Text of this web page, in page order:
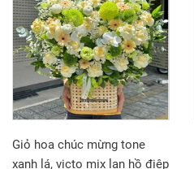
Giỏ hoa chúc mừng tone
xanh lá, victo mix lan hồ điệp